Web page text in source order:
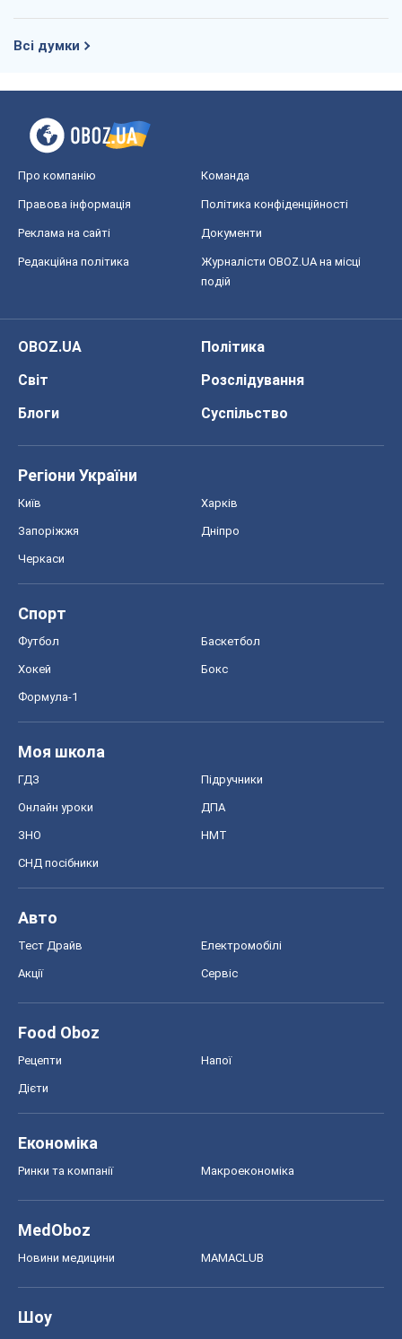
Всі думки
Про компанію Команда
Правова інформація Політика конфіденційності
Реклама на сайті Документи
Редакційна політика
Журналісти OBOZ.UA на місці
подій
OBOZ.UA
Політика
Світ
Розслідування
Блоги
Суспільство
Регіони України
Київ Харків
Запоріжжя Дніпро
Черкаси
Спорт
Футбол Баскетбол
Хокей Бокс
Формула-1
Моя школа
ГДЗ Підручники
Онлайн уроки ДПА
ЗНО НМТ
СНД посібники
Авто
Тест Драйв Електромобілі
Акції Сервіс
Food Oboz
Рецепти Напої
Дієти
Економіка
Ринки та компанії Макроекономіка
MedOboz
Новини медицини MAMACLUB
Шоу